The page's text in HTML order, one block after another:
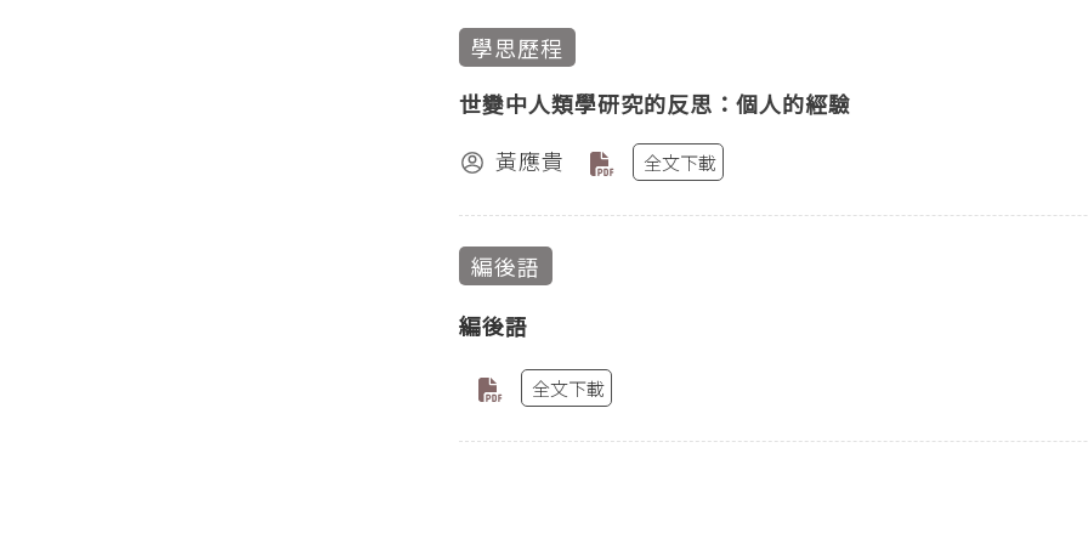
學思歷程
世變中人類學研究的反思：個人的經驗
黃應貴
全文下載
編後語
編後語
全文下載